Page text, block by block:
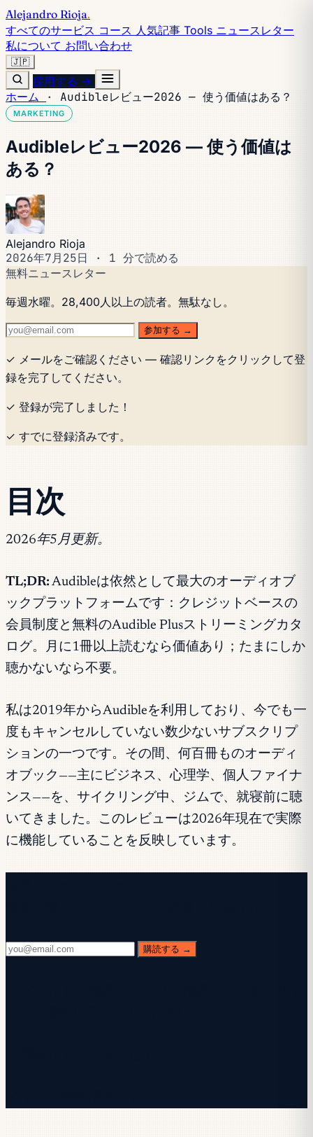
Alejandro Rioja.
すべてのサービス コース 人気記事 Tools ニュースレター
私について お問い合わせ
🇯🇵
採用する →
ホーム · Audibleレビュー2026 — 使う価値はある？
MARKETING
Audibleレビュー2026 — 使う価値は
ある？
Alejandro Rioja
2026年7月25日 ·
1 分で読める
無料ニュースレター
毎週水曜。28,400人以上の読者。無駄なし。
参加する →
✓ メールをご確認ください — 確認リンクをクリックして登
録を完了してください。
✓ 登録が完了しました！
✓ すでに登録済みです。
目次
2026年5月更新。
TL;DR: Audibleは依然として最大のオーディオブ
ックプラットフォームです：クレジットベースの
会員制度と無料のAudible Plusストリーミングカタ
ログ。月に1冊以上読むなら価値あり；たまにしか
聴かないなら不要。
私は2019年からAudibleを利用しており、今でも一
度もキャンセルしていない数少ないサブスクリプ
ションの一つです。その間、何百冊ものオーディ
オブック——主にビジネス、心理学、個人ファイナ
ンス——を、サイクリング中、ジムで、就寝前に聴
いてきました。このレビューは2026年現在で実際
に機能していることを反映しています。
購読する →